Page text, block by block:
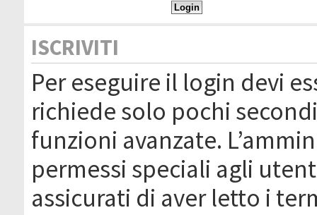
ISCRIVITI
Per eseguire il login devi
richiede solo pochi
funzioni avanzate.
permessi speciali agli
assicurati di aver letto i